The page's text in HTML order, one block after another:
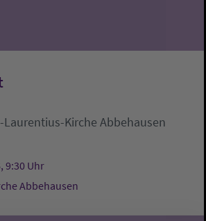
Laurentius-Kirche Abbehausen
9:30 Uhr
Abbehausen